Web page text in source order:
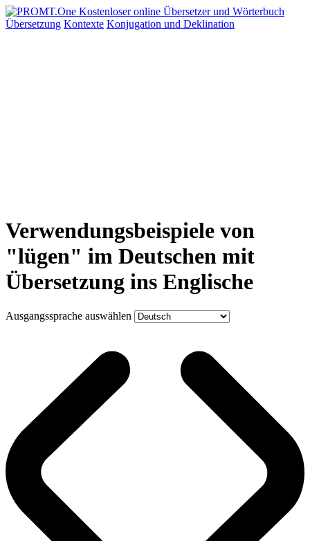
Übersetzung Kontexte Konjugation und Deklination
Verwendungsbeispiele von
"lügen" im Deutschen mit
Übersetzung ins Englische
Ausgangssprache auswählen